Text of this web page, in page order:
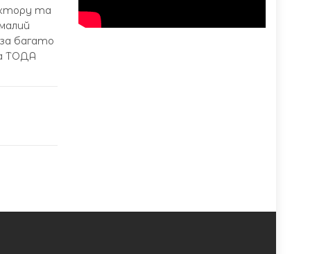
та
багато
ТОДА